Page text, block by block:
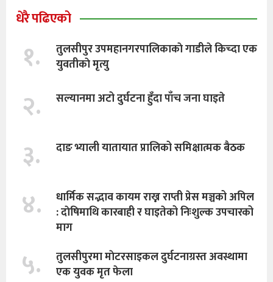
धेरै पढिएको
१.
तुलसीपुर उपमहानगरपालिकाकाे गाडीले किच्दा एक
युवतीकाे मृत्यु
२. सल्यानमा अटो दुर्घटना हुँदा पाँच जना घाइते
३. दाङ भ्याली यातायात प्रालिको समिक्षात्मक बैठक
४.
धार्मिक सद्भाव कायम राख्न राप्ती प्रेस मञ्चको अपिल
: दाेषिमाथि कारबाही र घाइतेको निःशुल्क उपचारको
माग
५.
तुलसीपुरमा माेटरसाइकल दुर्घटनाग्रस्त अवस्थामा
एक युवक मृत फेला